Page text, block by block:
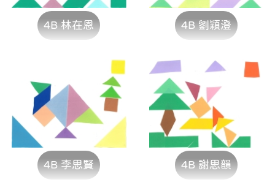
4B 林在恩 4B 劉穎澄
4B 李思賢 4B 謝思韻